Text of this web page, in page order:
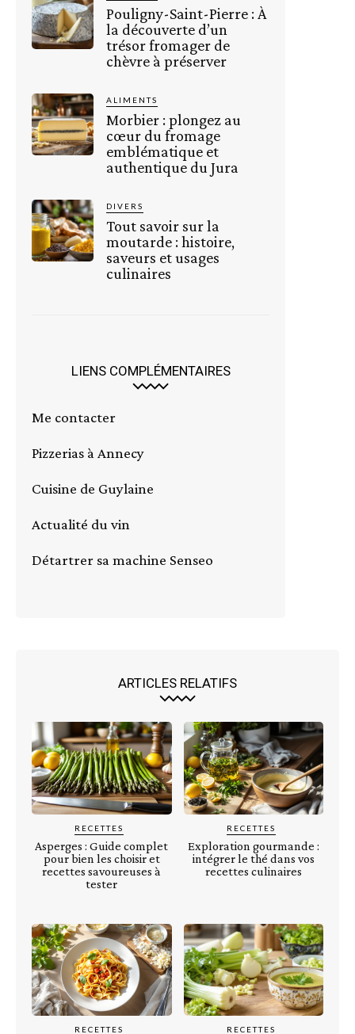
Pouligny-Saint-Pierre : À
la découverte d’un
trésor fromager de
chèvre à préserver
ALIMENTS
Morbier : plongez au
cœur du fromage
emblématique et
authentique du Jura
DIVERS
Tout savoir sur la
moutarde : histoire,
saveurs et usages
culinaires
LIENS COMPLÉMENTAIRES
Me contacter
Pizzerias à Annecy
Cuisine de Guylaine
Actualité du vin
Détartrer sa machine Senseo
ARTICLES RELATIFS
RECETTES
Asperges : Guide complet
pour bien les choisir et
recettes savoureuses à
tester
RECETTES
Exploration gourmande :
intégrer le thé dans vos
recettes culinaires
RECETTES RECETTES